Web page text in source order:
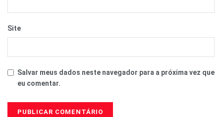
Site
Salvar meus dados neste navegador para a próxima vez que
eu comentar.